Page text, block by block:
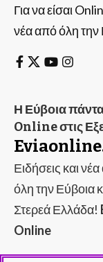
Για να είσαι
νέα από όλη την
Η Εύβοια
Online στις
Ειδήσεις και
όλη την Εύβοια
Στερεά Ελλάδα!
Online